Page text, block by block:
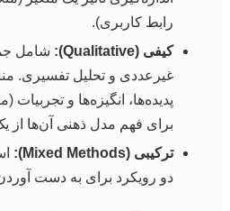
رابط کاربری).
کیفی (Qualitative):
شامل
غیرعددی و تحلیل تفسیری.
پدیده‌ها، انگیزه‌ها و تجربیات
برای فهم مدل ذهنی آن‌ها
ترکیبی (Mixed Methods):
دو رویکرد برای به دست